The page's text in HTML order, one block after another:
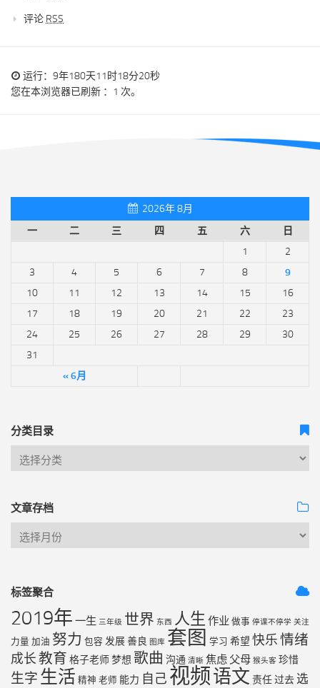
评论 RSS
运行：9年180天11时18分20秒
您在本浏览器已刷新 ：1 次。
2026年 8月
一
二 三 四 五 六 日
« 6月
1
2
3
4 5 6 7 8
9
10
11 12 13 14 15
16
17
18 19 20 21 22
23
24
25 26 27 28 29
30
31
分类目录
文章存档
标签聚合
2019年 一生 三年级 世界 东西 人生 作业 做事 停课不停学 关注
力量 加油 努力 包容 发展善良 图库 套图 学习 希望 快乐情绪
成长教育 格子老师梦想 歌曲 沟通 清晰 焦虑 父母 猴头客 珍惜
生字 生活 精神 老师 能力 自己 视频语文 责任过去 选